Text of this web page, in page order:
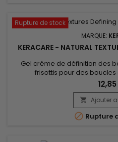
Rupture de stock
MARQUE:
KERACARE - NATURAL
Gel crème de définition des
frisottis pour des
voluptueux.&nbsp; Sa formule
Shikakaï, permet d’ hydrater
cheveux tandis que l’huile
une brillance naturelle aux
 Ajouter
 Rupture